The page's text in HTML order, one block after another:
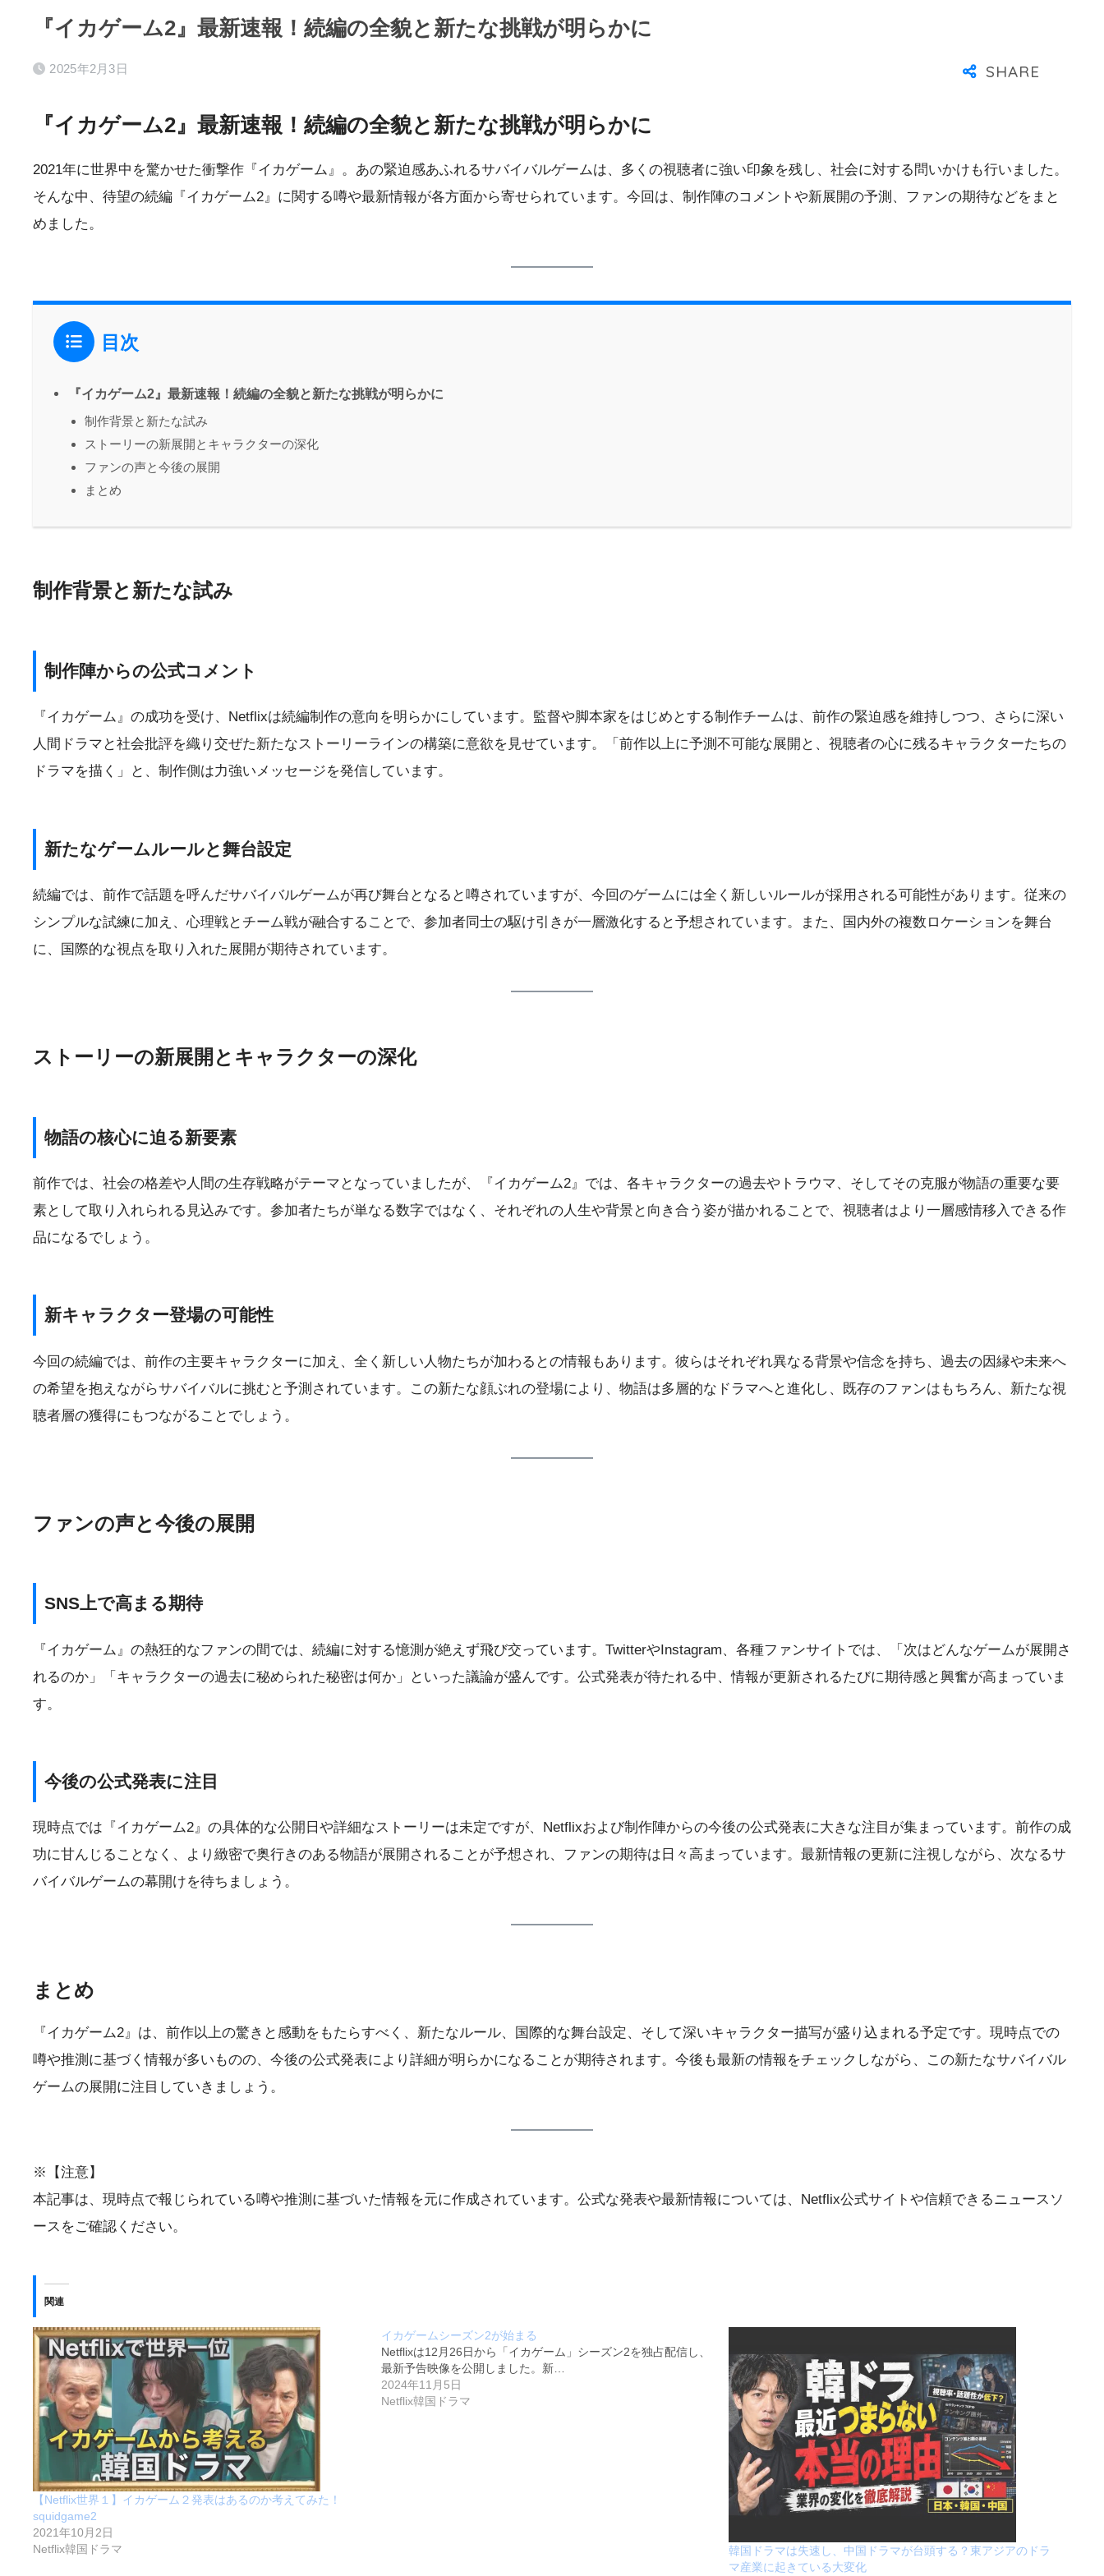
『イカゲーム2』最新速報！続編の全貌と新たな挑戦が明らかに
2025年2月3日
『イカゲーム2』最新速報！続編の全貌と新たな挑戦が明らかに
2021年に世界中を驚かせた衝撃作『イカゲーム』。あの緊迫感あふれるサバイバルゲームは、多くの視聴者に強い印象を残し、社会に対する問いかけも行いました。
そんな中、待望の続編『イカゲーム2』に関する噂や最新情報が各方面から寄せられています。今回は、制作陣のコメントや新展開の予測、ファンの期待などをまと
めました。
目次
『イカゲーム2』最新速報！続編の全貌と新たな挑戦が明らかに
制作背景と新たな試み
ストーリーの新展開とキャラクターの深化
ファンの声と今後の展開
まとめ
制作背景と新たな試み
制作陣からの公式コメント
『イカゲーム』の成功を受け、Netflixは続編制作の意向を明らかにしています。監督や脚本家をはじめとする制作チームは、前作の緊迫感を維持しつつ、さらに深い
人間ドラマと社会批評を織り交ぜた新たなストーリーラインの構築に意欲を見せています。「前作以上に予測不可能な展開と、視聴者の心に残るキャラクターたちの
ドラマを描く」と、制作側は力強いメッセージを発信しています。
新たなゲームルールと舞台設定
続編では、前作で話題を呼んだサバイバルゲームが再び舞台となると噂されていますが、今回のゲームには全く新しいルールが採用される可能性があります。従来の
シンプルな試練に加え、心理戦とチーム戦が融合することで、参加者同士の駆け引きが一層激化すると予想されています。また、国内外の複数ロケーションを舞台
に、国際的な視点を取り入れた展開が期待されています。
ストーリーの新展開とキャラクターの深化
物語の核心に迫る新要素
前作では、社会の格差や人間の生存戦略がテーマとなっていましたが、『イカゲーム2』では、各キャラクターの過去やトラウマ、そしてその克服が物語の重要な要
素として取り入れられる見込みです。参加者たちが単なる数字ではなく、それぞれの人生や背景と向き合う姿が描かれることで、視聴者はより一層感情移入できる作
品になるでしょう。
新キャラクター登場の可能性
今回の続編では、前作の主要キャラクターに加え、全く新しい人物たちが加わるとの情報もあります。彼らはそれぞれ異なる背景や信念を持ち、過去の因縁や未来へ
の希望を抱えながらサバイバルに挑むと予測されています。この新たな顔ぶれの登場により、物語は多層的なドラマへと進化し、既存のファンはもちろん、新たな視
聴者層の獲得にもつながることでしょう。
ファンの声と今後の展開
SNS上で高まる期待
『イカゲーム』の熱狂的なファンの間では、続編に対する憶測が絶えず飛び交っています。TwitterやInstagram、各種ファンサイトでは、「次はどんなゲームが展開さ
れるのか」「キャラクターの過去に秘められた秘密は何か」といった議論が盛んです。公式発表が待たれる中、情報が更新されるたびに期待感と興奮が高まっていま
す。
今後の公式発表に注目
現時点では『イカゲーム2』の具体的な公開日や詳細なストーリーは未定ですが、Netflixおよび制作陣からの今後の公式発表に大きな注目が集まっています。前作の成
功に甘んじることなく、より緻密で奥行きのある物語が展開されることが予想され、ファンの期待は日々高まっています。最新情報の更新に注視しながら、次なるサ
バイバルゲームの幕開けを待ちましょう。
まとめ
『イカゲーム2』は、前作以上の驚きと感動をもたらすべく、新たなルール、国際的な舞台設定、そして深いキャラクター描写が盛り込まれる予定です。現時点での
噂や推測に基づく情報が多いものの、今後の公式発表により詳細が明らかになることが期待されます。今後も最新の情報をチェックしながら、この新たなサバイバル
ゲームの展開に注目していきましょう。
※【注意】
本記事は、現時点で報じられている噂や推測に基づいた情報を元に作成されています。公式な発表や最新情報については、Netflix公式サイトや信頼できるニュースソ
ースをご確認ください。
関連
【Netflix世界１】イカゲーム２発表はあるのか考えてみた！
squidgame2
2021年10月2日
Netflix韓国ドラマ
イカゲームシーズン2が始まる
Netflixは12月26日から「イカゲーム」シーズン2を独占配信し、
最新予告映像を公開しました。新…
2024年11月5日
Netflix韓国ドラマ
韓国ドラマは失速し、中国ドラマが台頭する？東アジアのドラ
マ産業に起きている大変化